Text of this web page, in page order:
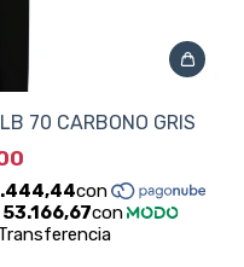
70 CARBONO GRIS